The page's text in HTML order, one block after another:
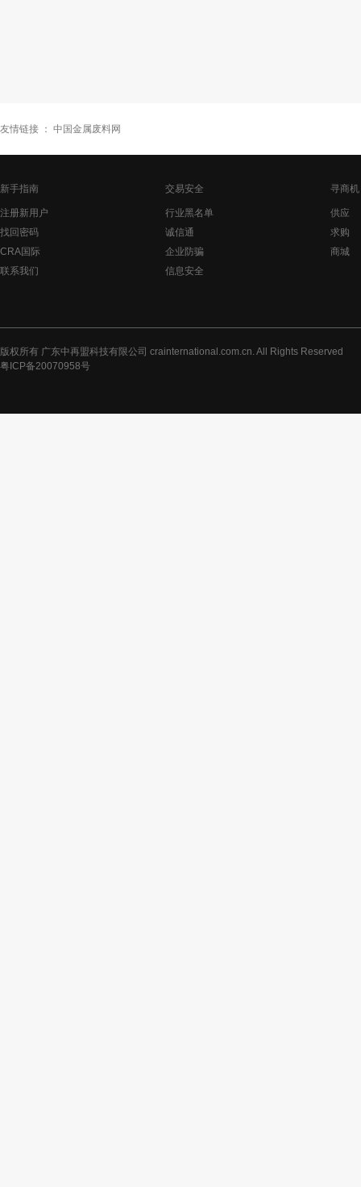
友情链接 ： 中国金属废料网
新手指南
注册新用户
找回密码
CRA国际
联系我们
交易安全
行业黑名单
诚信通
企业防骗
信息安全
寻商机
供应
求购
商城
版权所有 广东中再盟科技有限公司 crainternational.com.cn. All Rights Reserved
粤ICP备20070958号